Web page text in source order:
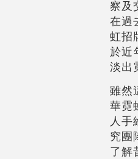
察及
在過
虹招
於近
淡出
雖然
華霓
人
究團
了解